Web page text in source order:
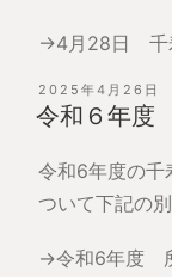
→4月28日 千
投
稿
日:
2025年4月26日
令和６年度
令和6年度の千
ついて下記の
→令和6年度